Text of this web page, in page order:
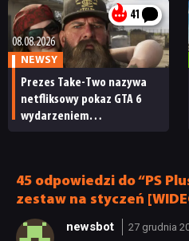
przerwie”
41
08.08.2026
NEWSY
Prezes Take-Two nazywa
netfliksowy pokaz GTA 6
wydarzeniem
45 odpowiedzi do “PS
zestaw na styczeń
newsbot 27 grudnia